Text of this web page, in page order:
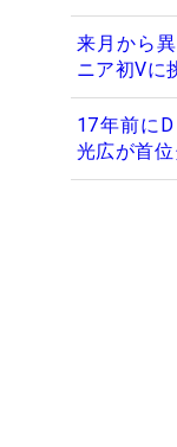
来月から
ニア初Vに
17年前に
光広が首位